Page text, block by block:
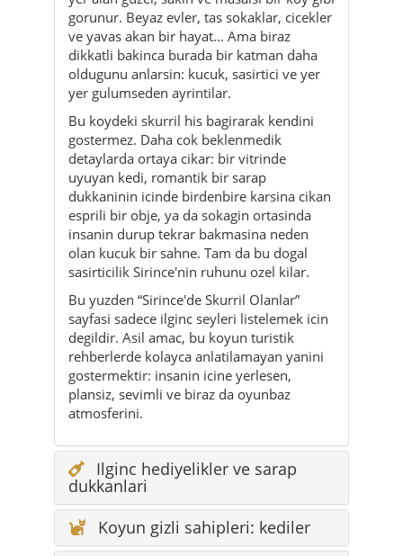
gorunur. Beyaz evler, tas sokaklar, cicekler
ve yavas akan bir hayat... Ama biraz
dikkatli bakinca burada bir katman daha
oldugunu anlarsin: kucuk, sasirtici ve yer
yer gulumseden ayrintilar.
Bu koydeki skurril his bagirarak kendini
gostermez. Daha cok beklenmedik
detaylarda ortaya cikar: bir vitrinde
uyuyan kedi, romantik bir sarap
dukkaninin icinde birdenbire karsina cikan
esprili bir obje, ya da sokagin ortasinda
insanin durup tekrar bakmasina neden
olan kucuk bir sahne. Tam da bu dogal
sasirticilik Sirince'nin ruhunu ozel kilar.
Bu yuzden “Sirince'de Skurril Olanlar”
sayfasi sadece ilginc seyleri listelemek icin
degildir. Asil amac, bu koyun turistik
rehberlerde kolayca anlatilamayan yanini
gostermektir: insanin icine yerlesen,
plansiz, sevimli ve biraz da oyunbaz
atmosferini.
Ilginc hediyelikler ve sarap
dukkanlari
Koyun gizli sahipleri: kediler